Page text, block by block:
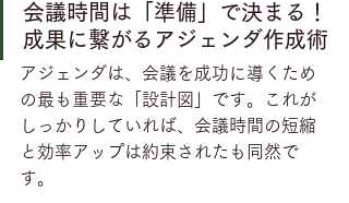
会議時間は「準備」で決まる！
成果に繋がるアジェンダ作成術
アジェンダは、会議を成功に導くため
の最も重要な「設計図」です。これが
しっかりしていれば、会議時間の短縮
と効率アップは約束されたも同然で
す。